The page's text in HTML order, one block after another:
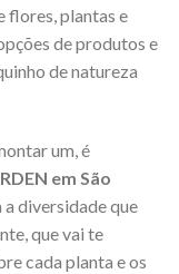
flores, plantas e
de produtos e
de natureza
um, é
em São
diversidade que
que vai te
cada planta e os